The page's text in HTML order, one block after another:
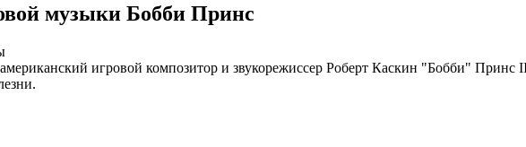
музыки Бобби Принс
игровой композитор и звукорежиссер Роберт Каскин "Бобби"